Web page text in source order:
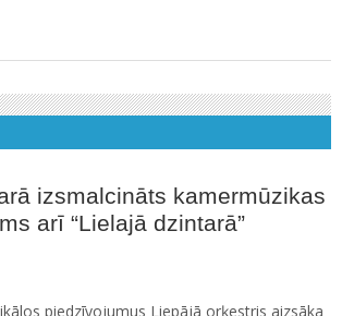
izsmalcināts kamermūzikas
arī “Lielajā dzintarā”
piedzīvojumus Liepājā orķestris aizsāka